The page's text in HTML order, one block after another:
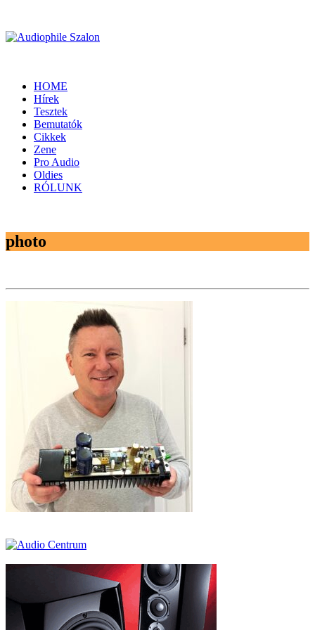
HOME
Hírek
Tesztek
Bemutatók
Cikkek
Zene
Pro Audio
Oldies
RÓLUNK
photo